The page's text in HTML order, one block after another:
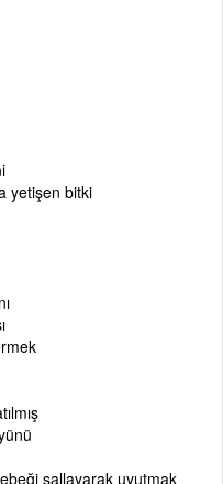
yetişen bitki
sallayarak uyutmak